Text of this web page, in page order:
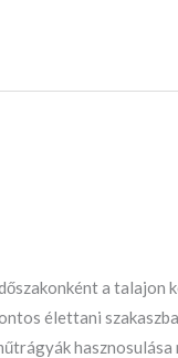
a
élettani